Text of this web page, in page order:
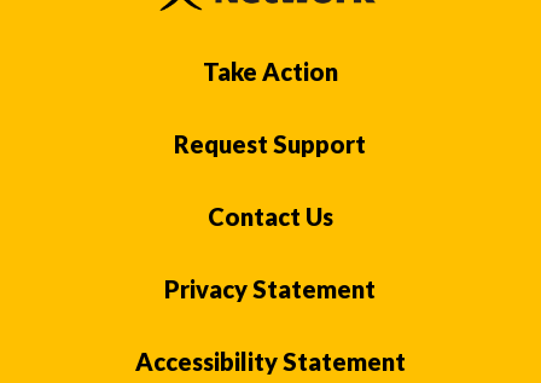
Take Action
Request Support
Contact Us
Privacy Statement
Accessibility Statement